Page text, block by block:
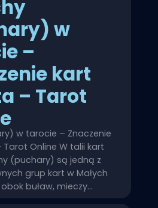
w
–
kart
– Tarot
w tarocie – Znaczenie
Online W talii kart
(puchary) są jedną z
grup kart w Małych
buław, mieczy…